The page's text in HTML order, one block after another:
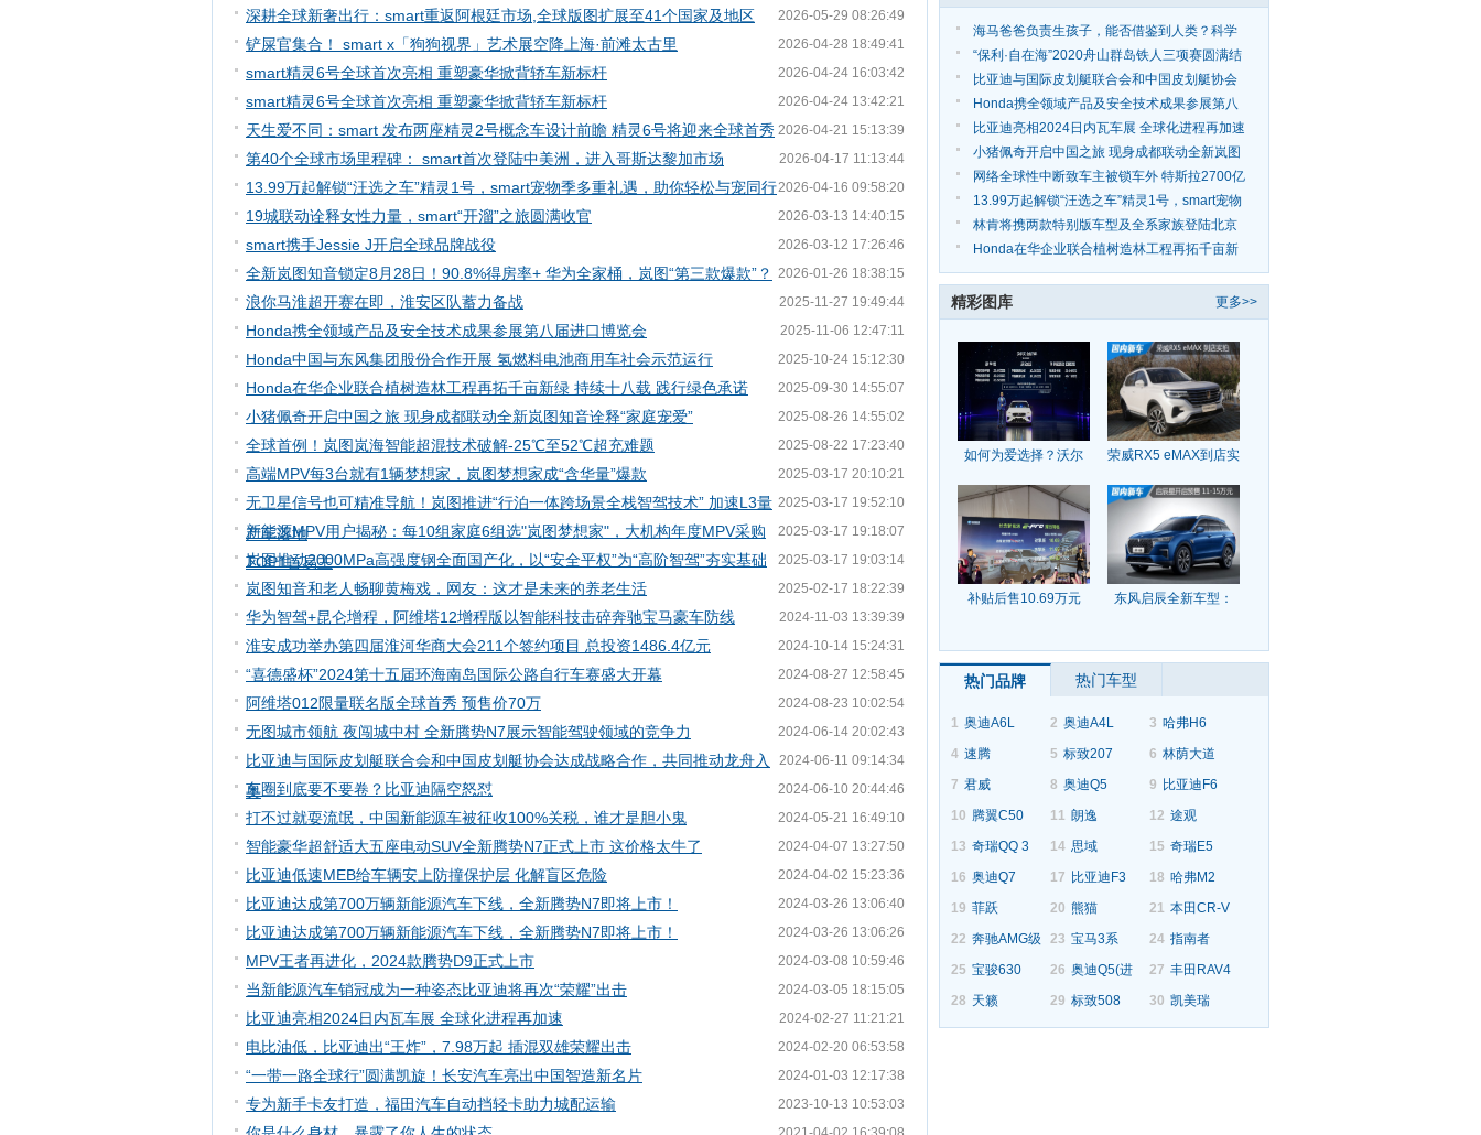
2026-05-29 08:26:49
深耕全球新奢出行：smart重返阿根廷市场,全球版图扩展至41个国家及地区
2026-04-28 18:49:41
铲屎官集合！ smart x「狗狗视界」艺术展空降上海·前滩太古里
2026-04-24 16:03:42
smart精灵6号全球首次亮相 重塑豪华掀背轿车新标杆
2026-04-24 13:42:21
smart精灵6号全球首次亮相 重塑豪华掀背轿车新标杆
2026-04-21 15:13:39
天生爱不同：smart 发布两座精灵2号概念车设计前瞻 精灵6号将迎来全球首秀
2026-04-17 11:13:44
第40个全球市场里程碑： smart首次登陆中美洲，进入哥斯达黎加市场
2026-04-16 09:58:20
13.99万起解锁“汪选之车”精灵1号，smart宠物季多重礼遇，助你轻松与宠同行
2026-03-13 14:40:15
19城联动诠释女性力量，smart“开溜”之旅圆满收官
2026-03-12 17:26:46
smart携手Jessie J开启全球品牌战役
2026-01-26 18:38:15
全新岚图知音锁定8月28日！90.8%得房率+ 华为全家桶，岚图“第三款爆款”？
2025-11-27 19:49:44
浪你马淮超开赛在即，淮安区队蓄力备战
2025-11-06 12:47:11
Honda携全领域产品及安全技术成果参展第八届进口博览会
2025-10-24 15:12:30
Honda中国与东风集团股份合作开展 氢燃料电池商用车社会示范运行
2025-09-30 14:55:07
Honda在华企业联合植树造林工程再拓千亩新绿 持续十八载 践行绿色承诺
2025-08-26 14:55:02
小猪佩奇开启中国之旅 现身成都联动全新岚图知音诠释“家庭宠爱”
2025-08-22 17:23:40
全球首例！岚图岚海智能超混技术破解-25℃至52℃超充难题
2025-03-17 20:10:21
高端MPV每3台就有1辆梦想家，岚图梦想家成“含华量”爆款
2025-03-17 19:52:10
无卫星信号也可精准导航！岚图推进“行泊一体跨场景全栈智驾技术” 加速L3量
产车落地 2025-03-17 19:18:07
新能源MPV用户揭秘：每10组家庭6组选"岚图梦想家"，大机构年度MPV采购
TOP1首易主 2025-03-17 19:03:14
岚图推动2000MPa高强度钢全面国产化，以“安全平权”为“高阶智驾”夯实基础
2025-02-17 18:22:39
岚图知音和老人畅聊黄梅戏，网友：这才是未来的养老生活
2024-11-03 13:39:39
华为智驾+昆仑增程，阿维塔12增程版以智能科技击碎奔驰宝马豪车防线
2024-10-14 15:24:31
淮安成功举办第四届淮河华商大会211个签约项目 总投资1486.4亿元
2024-08-27 12:58:45
“喜德盛杯”2024第十五届环海南岛国际公路自行车赛盛大开幕
2024-08-23 10:02:54
阿维塔012限量联名版全球首秀 预售价70万
2024-06-14 20:02:43
无图城市领航 夜闯城中村 全新腾势N7展示智能驾驶领域的竞争力
2024-06-11 09:14:34
比亚迪与国际皮划艇联合会和中国皮划艇协会达成战略合作，共同推动龙舟入
奥 2024-06-10 20:44:46
车圈到底要不要卷？比亚迪隔空怒怼
2024-05-21 16:49:10
打不过就耍流氓，中国新能源车被征收100%关税，谁才是胆小鬼
2024-04-07 13:27:50
智能豪华超舒适大五座电动SUV全新腾势N7正式上市 这价格太牛了
2024-04-02 15:23:36
比亚迪低速MEB给车辆安上防撞保护层 化解盲区危险
2024-03-26 13:06:40
比亚迪达成第700万辆新能源汽车下线，全新腾势N7即将上市！
2024-03-26 13:06:26
比亚迪达成第700万辆新能源汽车下线，全新腾势N7即将上市！
2024-03-08 10:59:46
MPV王者再进化，2024款腾势D9正式上市
2024-03-05 18:15:05
当新能源汽车销冠成为一种姿态比亚迪将再次“荣耀”出击
2024-02-27 11:21:21
比亚迪亮相2024日内瓦车展 全球化进程再加速
2024-02-20 06:53:58
电比油低，比亚迪出“王炸”，7.98万起 插混双雄荣耀出击
2024-01-03 12:17:38
“一带一路全球行”圆满凯旋！长安汽车亮出中国智造新名片
2023-10-13 10:53:03
专为新手卡友打造，福田汽车自动挡轻卡助力城配运输
海马爸爸负责生孩子，能否借鉴到人类？科学
家：我们正
“保利·自在海”2020舟山群岛铁人三项赛圆满结
束
比亚迪与国际皮划艇联合会和中国皮划艇协会
达成战略合
Honda携全领域产品及安全技术成果参展第八
届进口博览
比亚迪亮相2024日内瓦车展 全球化进程再加速
小猪佩奇开启中国之旅 现身成都联动全新岚图
知音诠释
网络全球性中断致车主被锁车外 特斯拉2700亿
买教训
13.99万起解锁“汪选之车”精灵1号，smart宠物
季多重
林肯将携两款特别版车型及全系家族登陆北京
车展
Honda在华企业联合植树造林工程再拓千亩新
绿 持续十八
更多>>
精彩图库
如何为爱选择？沃尔 荣威RX5 eMAX到店实
补贴后售10.69万元 东风启辰全新车型：
热门品牌 热门车型
1 奥迪A6L 2 奥迪A4L 3 哈弗H6
4 速腾 5 标致207 6 林荫大道
7 君威 8 奥迪Q5 9 比亚迪F6
10 腾翼C50 11 朗逸 12 途观
13 奇瑞QQ 3 14 思域 15 奇瑞E5
16 奥迪Q7 17 比亚迪F3 18 哈弗M2
19 菲跃 20 熊猫 21 本田CR-V
22 奔驰AMG级 23 宝马3系 24 指南者
25 宝骏630 26 奥迪Q5(进 27 丰田RAV4
28 天籁 29 标致508 30 凯美瑞